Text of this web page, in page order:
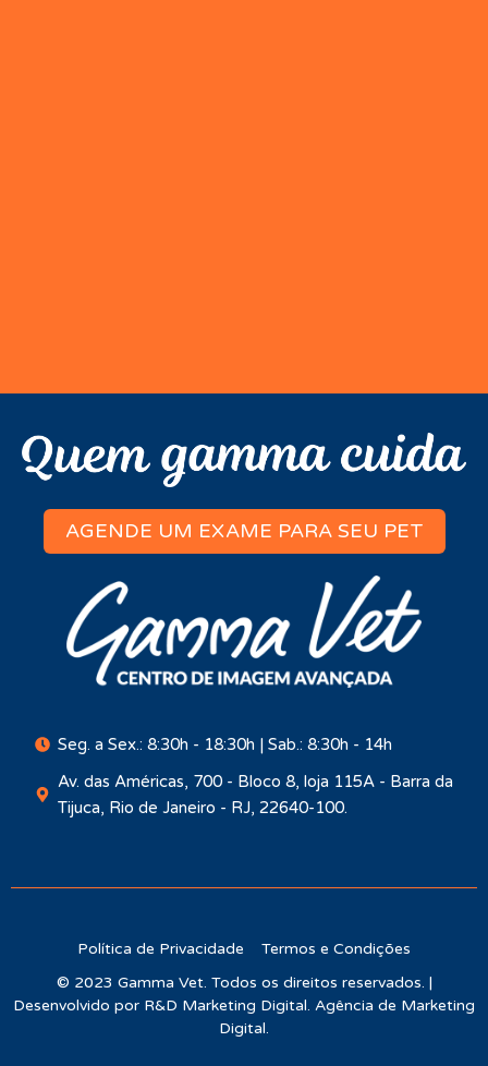
AGENDE UM EXAME PARA SEU PET
Seg. a Sex.: 8:30h - 18:30h | Sab.: 8:30h - 14h
Av. das Américas, 700 - Bloco 8, loja 115A - Barra da
Tijuca, Rio de Janeiro - RJ, 22640-100.
© 2023 Gamma Vet. Todos os direitos reservados. |
Desenvolvido por R&D Marketing Digital. Agência de Marketing
Digital.
Política de Privacidade Termos e Condições